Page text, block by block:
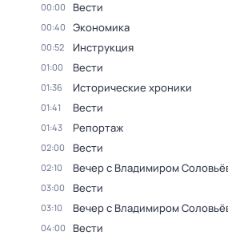
00:00 Вести
00:40 Экономика
00:52 Инструкция
01:00 Вести
01:36 Исторические хроники
01:41 Вести
01:43 Репортаж
02:00 Вести
02:10 Вечер с Владимиром
03:00 Вести
03:10 Вечер с Владимиром
04:00 Вести